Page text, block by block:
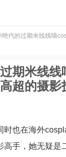
绝代的过期米线线喵
期米线
超的摄影
时也在海外
高手，她无疑是